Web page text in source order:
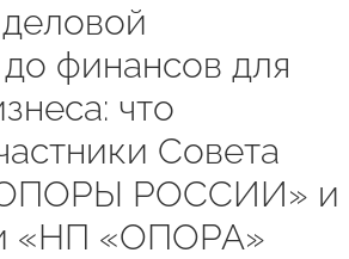
финансов для
что
Совета
РОССИИ» и
«НП «ОПОРА»